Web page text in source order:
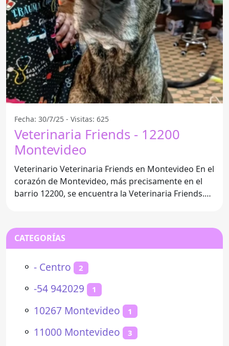
Fecha: 30/7/25 - Visitas: 625
Veterinaria Friends - 12200
Montevideo
Veterinario Veterinaria Friends en Montevideo En el
corazón de Montevideo, más precisamente en el
barrio 12200, se encuentra la Veterinaria Friends.
CATEGORÍAS
⚬ - Centro 2
⚬ -54 942029 1
⚬ 10267 Montevideo 1
⚬ 11000 Montevideo 3